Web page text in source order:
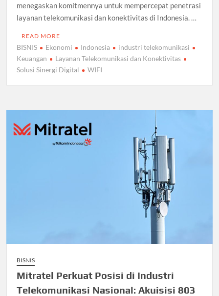
menegaskan komitmennya untuk mempercepat penetrasi
layanan telekomunikasi dan konektivitas di Indonesia. …
READ MORE
BISNIS Ekonomi Indonesia
industri telekomunikasi
Keuangan
Layanan Telekomunikasi dan Konektivitas
Solusi Sinergi Digital
WIFI
BISNIS
Mitratel Perkuat Posisi di Industri
Telekomunikasi Nasional: Akuisisi 803